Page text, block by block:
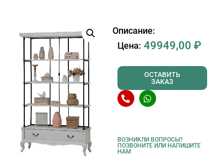
Описание:
Цена: 49949,00 ₽
ОСТАВИТЬ
ЗАКАЗ
ВОЗНИКЛИ ВОПРОСЫ?
ПОЗВОНИТЕ ИЛИ НАПИШИТЕ
НАМ